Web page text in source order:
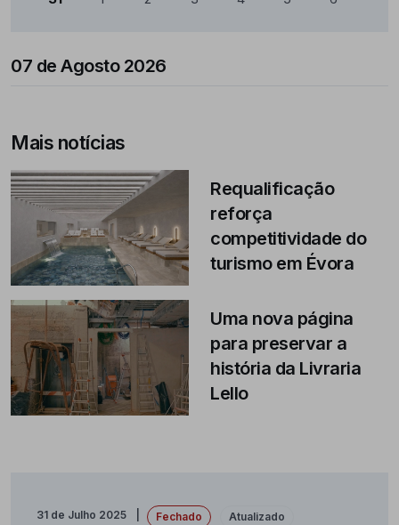
07 de Agosto 2026
Mais notícias
Requalificação
reforça
competitividade do
turismo em Évora
Uma nova página
para preservar a
história da Livraria
Lello
31 de Julho 2025 Fechado Atualizado